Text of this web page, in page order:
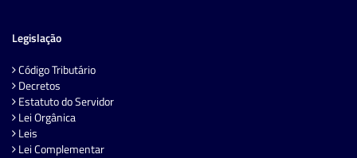
Legislação
Código Tributário
Decretos
Estatuto do Servidor
Lei Orgânica
Leis
Lei Complementar